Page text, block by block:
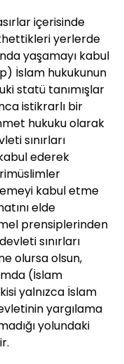
içerisinde
yerlerde
yaşamayı kabul
İslam hukukunun
statü tanımışlar
istikrarlı bir
hukuku olarak
sınırları
ederek
kabul etme
elde
prensiplerinden
sınırları
olursa olsun,
(İslam
yalnızca İslam
yargılama
yolundaki